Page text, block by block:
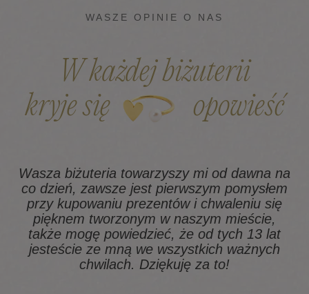
WASZE OPINIE O NAS
W każdej biżuterii
kryje się
opowieść
Wasza biżuteria towarzyszy mi od dawna na
co dzień, zawsze jest pierwszym pomysłem
przy kupowaniu prezentów i chwaleniu się
pięknem tworzonym w naszym mieście,
także mogę powiedzieć, że od tych 13 lat
jesteście ze mną we wszystkich ważnych
chwilach. Dziękuję za to!